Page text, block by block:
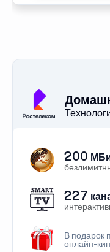
200
227
В подарок
онлайн-